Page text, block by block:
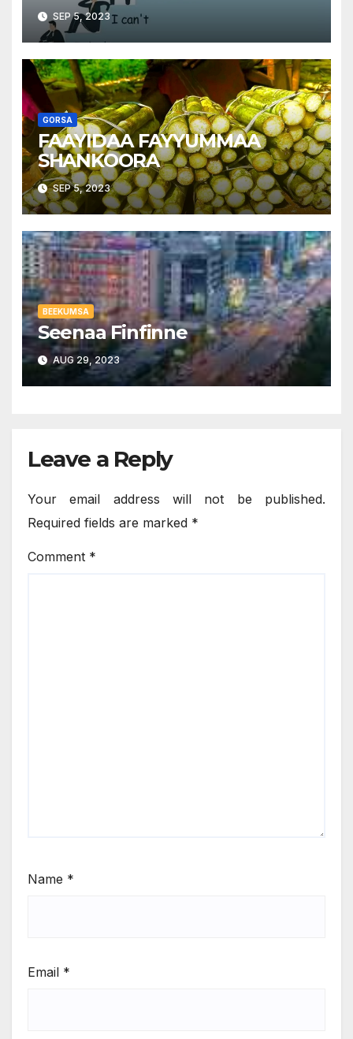
𝐌𝐮𝐥’𝐚𝐭𝐚 | 𝐕𝐢𝐬𝐢𝐨𝐧
║╚══════════╝
SEP 5, 2023
GORSA
FAAYIDAA FAYYUMMAA
SHANKOORA
SEP 5, 2023
BEEKUMSA
Seenaa Finfinne
AUG 29, 2023
Leave a Reply
Your email address will not be published.
Required fields are marked *
Comment *
Name *
Email *